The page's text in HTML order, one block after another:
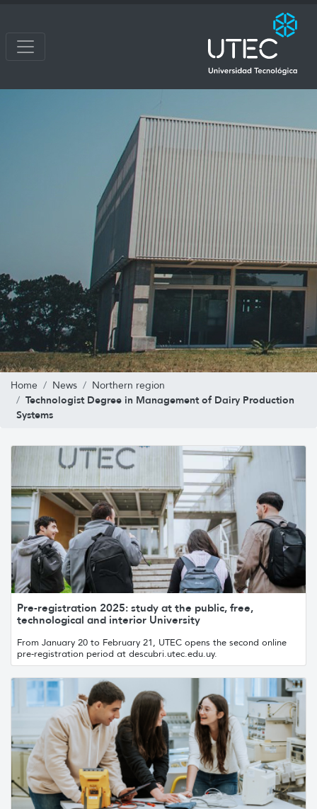
Home News Northern region
Technologist Degree in Management of Dairy Production
Systems
Pre-registration 2025: study at the public, free,
technological and interior University
From January 20 to February 21, UTEC opens the second online
pre-registration period at descubri.utec.edu.uy.